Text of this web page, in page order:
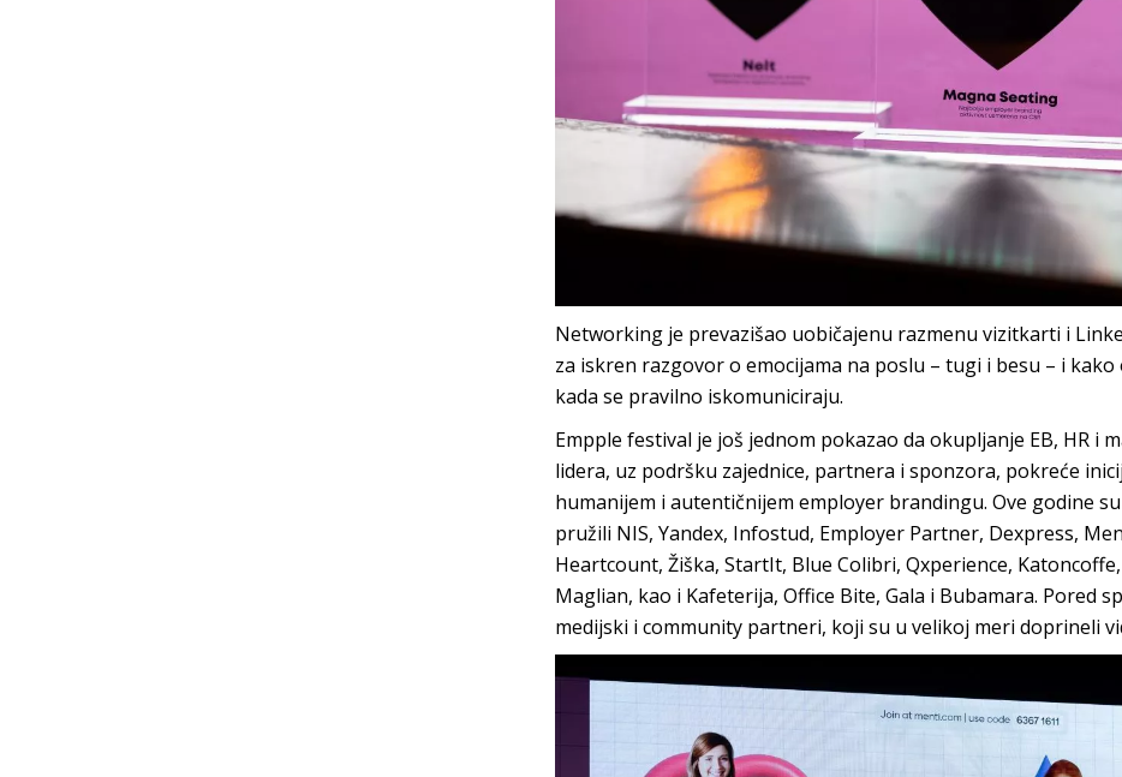
Networking je prevazišao uobičajenu razmenu vizitkarti i
za iskren razgovor o emocijama na poslu – tugi i besu – i
kada se pravilno iskomuniciraju.
Empple festival je još jednom pokazao da okupljanje EB, HR i
lidera, uz podršku zajednice, partnera i sponzora, pokreće
humanijem i autentičnijem employer brandingu. Ove godine
pružili NIS, Yandex, Infostud, Employer Partner, Dexpress,
Heartcount, Žiška, StartIt, Blue Colibri, Qxperience,
Maglian, kao i Kafeterija, Office Bite, Gala i Bubamara. Pored
medijski i community partneri, koji su u velikoj meri doprineli